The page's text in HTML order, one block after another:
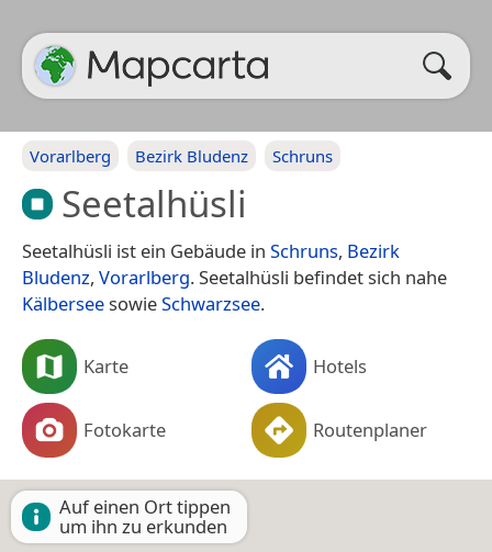
Vorarlberg Bezirk Bludenz Schruns
Seetalhüsli
Seetalhüsli ist ein Gebäude in Schruns, Bezirk
Bludenz, Vorarlberg. Seetalhüsli befindet sich nahe
KälberseesowieSchwarzsee.
Karte Hotels
Fotokarte Routenplaner
Auf einen Ort tippen
um ihn zu erkunden